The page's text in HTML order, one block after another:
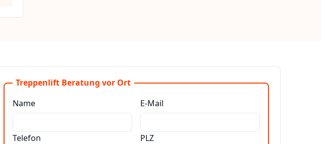
Treppenlift Beratung vor Ort
Name
E-Mail
Telefon PLZ